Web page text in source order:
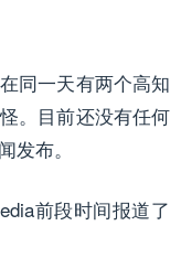
同一天有两个高知
。目前还没有任何
发布。
前段时间报道了